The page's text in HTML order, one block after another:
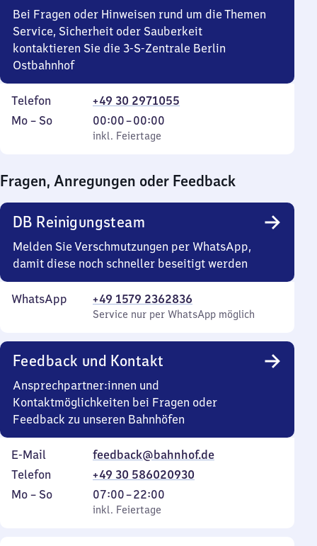
Uhr
30
Bei Fragen oder Hinweisen rund um die Themen
Service, Sicherheit oder Sauberkeit
kontaktieren Sie die 3-S-Zentrale Berlin
Ostbahnhof
Telefon
+49 30 2971055
Montag
Mo – So,
inkl. Feiertage
00:00–00:00
Von
0
0
Uhr
inkl. Feiertage
Fragen, Anregungen oder Feedback
DB Reinigungsteam
Melden Sie Verschmutzungen per WhatsApp,
damit diese noch schneller beseitigt werden
WhatsApp +49 1579 2362836
Service nur per WhatsApp möglich
Feedback und Kontakt
Ansprechpartner:innen und
Kontaktmöglichkeiten bei Fragen oder
Feedback zu unseren Bahnhöfen
E-Mail
feedback@bahnhof.de
Telefon
+49 30 586020930
Montag
Mo – So,
inkl. Feiertage
07:00–22:00
Von
7
inkl. Feiertage